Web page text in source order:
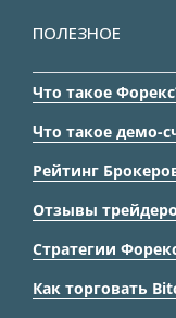
ПОЛЕЗНОЕ
Что такое
Что такое демо-
Рейтинг
Отзывы
Стратегии
Как торговать